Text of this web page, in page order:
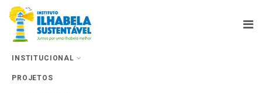
INSTITUCIONAL
PROJETOS